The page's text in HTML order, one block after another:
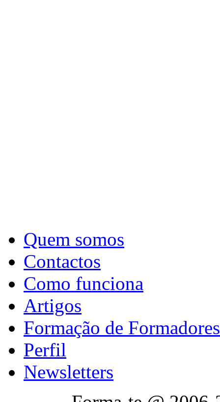
Quem somos
Contactos
Como funciona
Artigos
Formação de Formadores
Perfil
Newsletters